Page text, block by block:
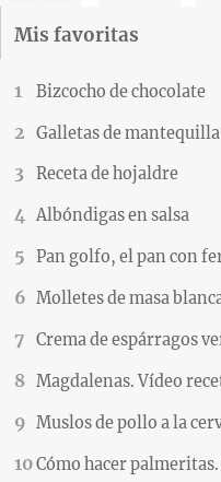
Mis favoritas
Bizcocho de chocolate
Galletas de
Receta de hojaldre
Albóndigas en salsa
Pan golfo, el pan con
Molletes de masa
Crema de espárragos
Magdalenas. Vídeo
Muslos de pollo a la
Cómo hacer